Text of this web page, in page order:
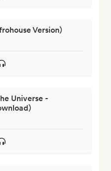
Version)
Universe -